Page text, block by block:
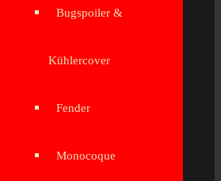
Bugspoiler &
Kühlercover
Fender
Monocoque